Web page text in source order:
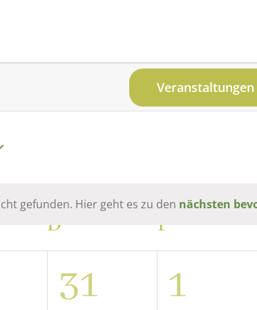
Hinweis
gefunden. Hier geht es zu den nächsten
Veranstaltungen
D DONNERSTAG
F
0
31
0
1